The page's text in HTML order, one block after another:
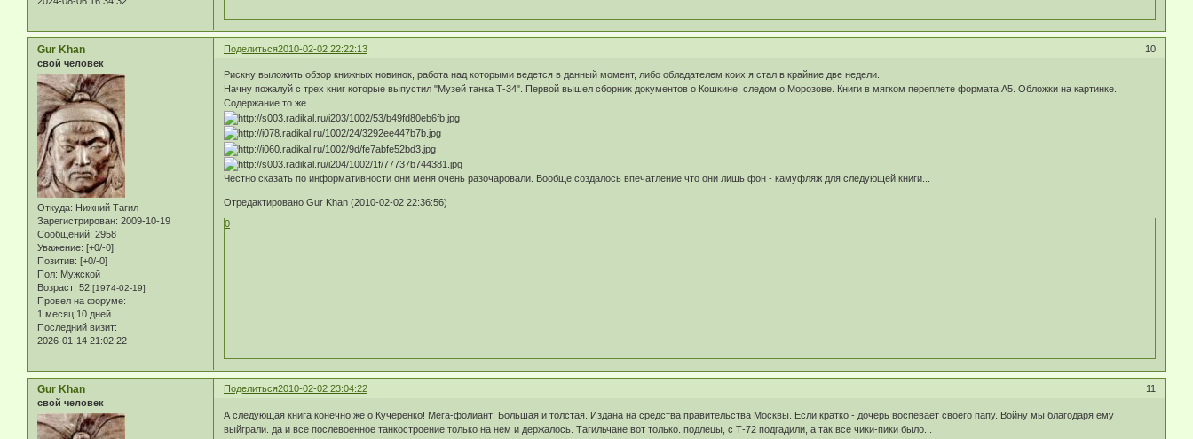
Поделиться 10
2010-02-02 22:22:13
Gur Khan
свой человек
Откуда: Нижний Тагил
Зарегистрирован: 2009-10-19
Сообщений: 2958
Уважение: [+0/-0]
Позитив: [+0/-0]
Пол: Мужской
Возраст: 52 [1974-02-19]
Провел на форуме:
1 месяц 10 дней
Последний визит:
2026-01-14 21:02:22
Рискну выложить обзор книжных новинок, работа над которыми ведется в данный момент, либо обладателем коих я стал в крайние две недели.
Начну пожалуй с трех книг которые выпустил "Музей танка Т-34". Первой вышел сборник документов о Кошкине, следом о Морозове. Книги в мягком переплете формата А5. Обложки на картинке.
Содержание то же.
Честно сказать по информативности они меня очень разочаровали. Вообще создалось впечатление что они лишь фон - камуфляж для следующей книги...
Отредактировано Gur Khan (2010-02-02 22:36:56)
0
Поделиться 11
2010-02-02 23:04:22
Gur Khan
свой человек
А следующая книга конечно же о Кучеренко! Мега-фолиант! Большая и толстая. Издана на средства правительства Москвы. Если кратко - дочерь воспевает своего папу. Войну мы благодаря ему
выйграли. да и все послевоенное танкостроение только на нем и держалось. Тагильчане вот только. подлецы, с Т-72 подгадили, а так все чики-пики было...